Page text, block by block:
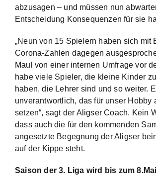
abzusagen – und müssen nun
Entscheidung Konsequenzen für sie
„Neun von 15 Spielern haben sich mit
Corona-Zahlen dagegen
Maul von einer internen Umfrage vor
habe viele Spieler, die kleine Kinder
haben, die Lehrer sind und so weiter.
unverantwortlich, das für unser Hobby
setzen“, sagt der Aligser Coach. Kein
dass auch die für den kommenden
angesetzte Begegnung der Aligser
auf der Kippe steht.
Saison der 3. Liga wird bis zum